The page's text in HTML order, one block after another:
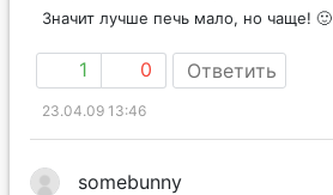
Значит лучше печь мало, но чаще! 🙂
1 0 Ответить
23.04.09 13:46
somebunny